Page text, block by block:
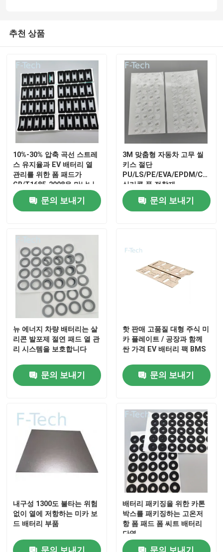
집
제품
비디오
VR 쇼
우리 에 관한 것
공장 투어
저희와 연락
뉴스
인용 을 요청 하십시오
건전지 팩 봉합
배터리 온도 조절 장치
배터리 열 폭주 방지 장치
고무 밀봉 벨소리
배터리 단열
추천 상품
10%-30% 압축 곡선 스트레
스 유지율과 EV 배터리 열
관리를 위한 폼 패드가
GB/T1685-2008을 만납니
다
문의 보내기
3M 맞춤형 자동차 고무 씰
키스 절단
PU/LS/PE/EVA/EPDM/CR/
실리콘 폼 접착제
문의 보내기
뉴 에너지 차량 배터리는 살
리콘 발포제 절연 패드 열 관
리 시스템을 보호합니다
문의 보내기
핫 판매 고품질 대형 주식 미
카 플레이트 / 공장과 함께
싼 가격 EV 배터리 팩 BMS
문의 보내기
내구성 1300도 불타는 위험
없이 열에 저항하는 미카 보
드 배터리 부품
문의 보내기
배터리 패키징을 위한 카톤
박스를 패키징하는 고온저
항 폼 패드 폼 씨트 배터리
단열
문의 보내기